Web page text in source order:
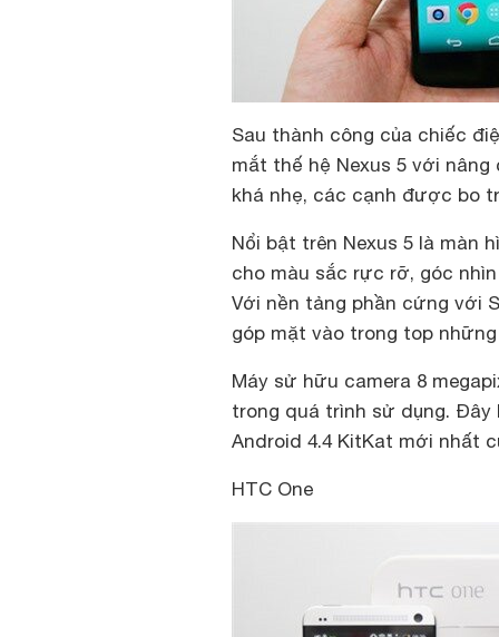
Sau thành công của chiếc
mắt thế hệ Nexus 5 với
khá nhẹ, các cạnh được bo
Nổi bật trên Nexus 5 là màn
cho màu sắc rực rỡ, góc
Với nền tảng phần cứng với
góp mặt vào trong top
Máy sử hữu camera 8
trong quá trình sử dụng. Đây
Android 4.4 KitKat mới nhất
HTC One